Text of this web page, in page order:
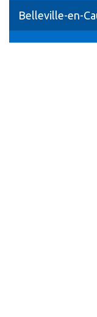
Belleville-en-